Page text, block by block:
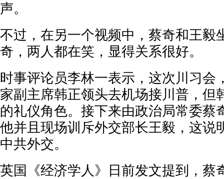
声。
不过，在另一个视频中，蔡奇和王毅
奇，两人都在笑，显得关系很好。
时事评论员李林一表示，这次川习会
家副主席韩正领头去机场接川普，但
的礼仪角色。接下来由政治局常委蔡
他并且现场训斥外交部长王毅，这说
中共外交。
英国《经济学人》日前发文提到，蔡